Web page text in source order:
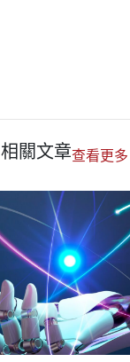
相關文章查看更多